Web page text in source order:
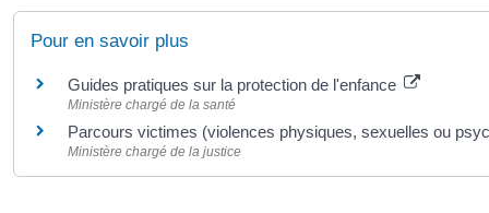
Pour en savoir plus
Guides pratiques sur la protection de l'enfance
Ministère chargé de la santé
Parcours victimes (violences physiques, sexuelles ou
Ministère chargé de la justice